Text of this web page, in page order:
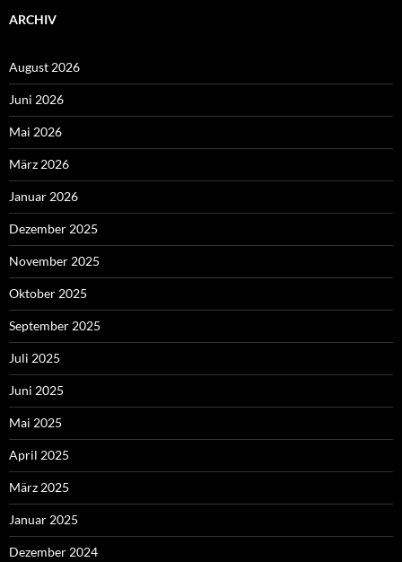
ARCHIV
August 2026
Juni 2026
Mai 2026
März 2026
Januar 2026
Dezember 2025
November 2025
Oktober 2025
September 2025
Juli 2025
Juni 2025
Mai 2025
April 2025
März 2025
Januar 2025
Dezember 2024